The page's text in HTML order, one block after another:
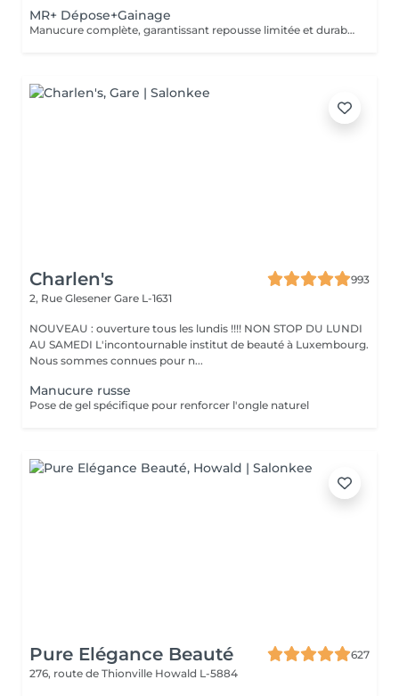
MR+ Dépose+Gainage
Manucure complète, garantissant repousse limitée et durable. Choix de la technique de remplissage en fonction de votre type d'ongle.
Charlen's
993
2, Rue Glesener Gare L-1631
NOUVEAU : ouverture tous les lundis !!!! NON STOP DU LUNDI
AU SAMEDI L'incontournable institut de beauté à Luxembourg.
Nous sommes connues pour n...
Manucure russe
Pose de gel spécifique pour renforcer l'ongle naturel
Pure Elégance Beauté
627
276, route de Thionville Howald L-5884